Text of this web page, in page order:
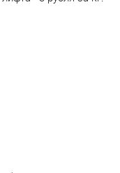
без потери
цены и